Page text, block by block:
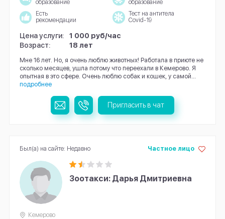
образование
образование
Есть
рекомендации
Тест на антитела
Covid-19
Цена услуги:
1 000 руб/час
Возраст:
18 лет
Мне 16 лет. Но, я очень люблю животных! Работала в приюте не
сколько месяцев, ушла потому что переехали в Кемерово. Я
опытная в это сфере. Очень люблю собак и кошек, у самой...
подробнее
Пригласить в чат
Зоотакси: Дарья Дмитриевна
Частное лицо
Кемерово
Был(а) на сайте: Недавно